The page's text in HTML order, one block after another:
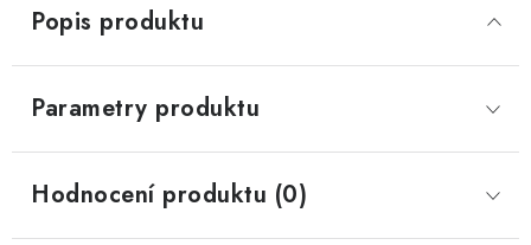
Popis produktu
Parametry produktu
Hodnocení produktu (0)